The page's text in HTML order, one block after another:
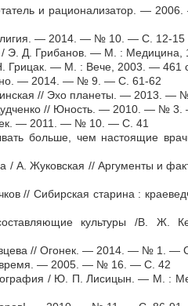
и рационализатор. —
— 2014. — № 10. — С. 12-15
Э. Д. Грибанов. — М. : Медицина,
Грицак. — М. : Вече, 2003. — 461
— 2014. — № 9. — С. 61-62
// Эхо планеты. — 2013.
// Юность. — 2010. — № 3.
— 2011. — № 10. — С. 41
больше, чем настоящие
/ А. Жуковская // Аргументы и
// Сибирская старина :
культуры /В. Ж.
// Огонек. — 2014. — № 1. —
время. — 2005. — № 16. — С. 42
/ Ю. П. Лисицын. — М. :